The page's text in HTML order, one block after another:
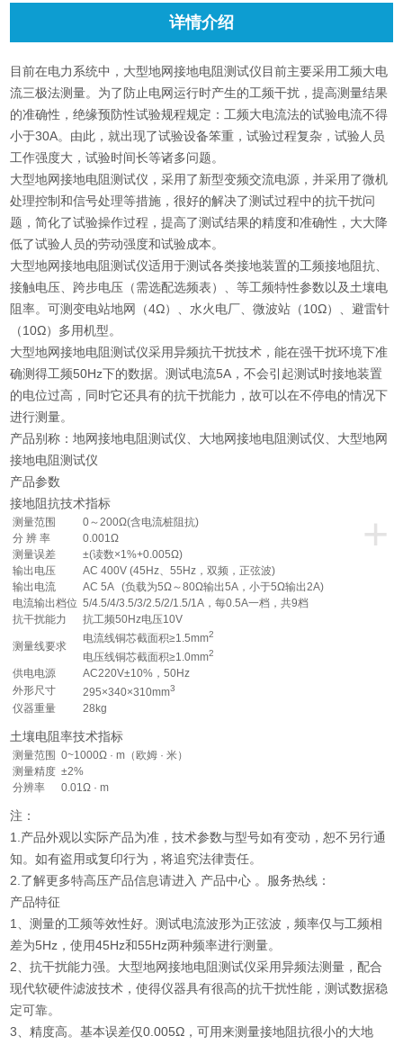
详情介绍
目前在电力系统中，大型地网接地电阻测试仪目前主要采用工频大电
流三极法测量。为了防止电网运行时产生的工频干扰，提高测量结果
的准确性，绝缘预防性试验规程规定：工频大电流法的试验电流不得
小于30A。由此，就出现了试验设备笨重，试验过程复杂，试验人员
工作强度大，试验时间长等诸多问题。
大型地网接地电阻测试仪，采用了新型变频交流电源，并采用了微机
处理控制和信号处理等措施，很好的解决了测试过程中的抗干扰问
题，简化了试验操作过程，提高了测试结果的精度和准确性，大大降
低了试验人员的劳动强度和试验成本。
大型地网接地电阻测试仪适用于测试各类接地装置的工频接地阻抗、
接触电压、跨步电压（需选配选频表）、等工频特性参数以及土壤电
阻率。可测变电站地网（4Ω）、水火电厂、微波站（10Ω）、避雷针
（10Ω）多用机型。
大型地网接地电阻测试仪采用异频抗干扰技术，能在强干扰环境下准
确测得工频50Hz下的数据。测试电流5A，不会引起测试时接地装置
的电位过高，同时它还具有的抗干扰能力，故可以在不停电的情况下
进行测量。
产品别称：地网接地电阻测试仪、大地网接地电阻测试仪、大型地网
接地电阻测试仪
产品参数
接地阻抗技术指标
+
测量范围
0～200Ω(含电流桩阻抗)
分 辨 率
0.001Ω
测量误差
±(读数×1%+0.005Ω)
输出电压
AC 400V (45Hz、55Hz，双频，正弦波)
输出电流
AC 5A (负载为5Ω～80Ω输出5A，小于5Ω输出2A)
电流输出档位 5/4.5/4/3.5/3/2.5/2/1.5/1A，每0.5A一档，共9档
抗干扰能力
抗工频50Hz电压10V
测量线要求
电流线铜芯截面积≥1.5mm2
电压线铜芯截面积≥1.0mm2
供电电源
AC220V±10%，50Hz
外形尺寸
295×340×310mm3
仪器重量 28kg
土壤电阻率技术指标
测量范围 0~1000Ω · m（欧姆 · 米）
测量精度 ±2%
分辨率
0.01Ω · m
注：
1.产品外观以实际产品为准，技术参数与型号如有变动，恕不另行通
知。如有盗用或复印行为，将追究法律责任。
2.了解更多特高压产品信息请进入 产品中心 。服务热线：
产品特征
1、测量的工频等效性好。测试电流波形为正弦波，频率仅与工频相
差为5Hz，使用45Hz和55Hz两种频率进行测量。
2、抗干扰能力强。大型地网接地电阻测试仪采用异频法测量，配合
现代软硬件滤波技术，使得仪器具有很高的抗干扰性能，测试数据稳
定可靠。
3、精度高。基本误差仅0.005Ω，可用来测量接地阻抗很小的大地